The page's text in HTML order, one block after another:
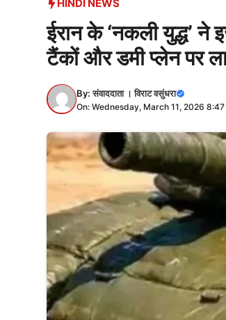
HINDI NEWS
ईरान के ‘नकली युद्ध’ ने
टैंकों और डमी प्लेन पर
By:संवाददाता । विराट वसुंधरा
On: Wednesday, March 11, 2026 8:47